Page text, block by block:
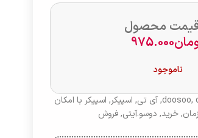
محصول
975.000
ناموجود
doosoo,
, آی تی, اسپیکر, اسپیکر با امکان
, خرید, دوسو.آیتی, فروش